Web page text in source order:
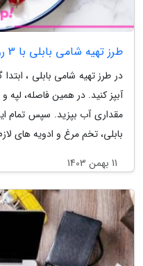
طرز تهیه شامی بابلی با 3 روش مختلف و نکات پخت
در طرز تهیه شامی بابلی ،
آبپز کنید. در همین فاصله،
مقداری آب بپزید. سپس تمام
بابلی، تخم مرغ و ادویه های
11 بهمن 1403